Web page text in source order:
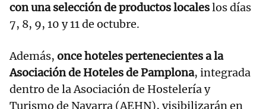
con una selección de productos localeslos días
7, 8, 9, 10 y 11 de octubre.
Además, once hoteles pertenecientes a la
Asociación de Hoteles de Pamplona, integrada
dentro de la Asociación de Hostelería y
Turismo de Navarra (AEHN), visibilizarán en